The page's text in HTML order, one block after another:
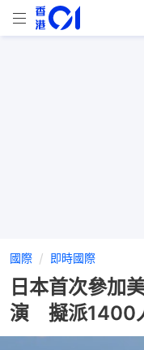
國際 即時國際
日本首次參加
演 擬派1400